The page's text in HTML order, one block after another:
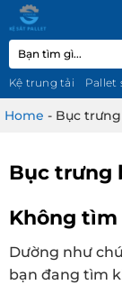
qua
nội
dung
Tìm
kiếm:
Kệ trung tải Pallet
Home - Bục
Bục trưng
Không
Dường như
bạn đang tìm